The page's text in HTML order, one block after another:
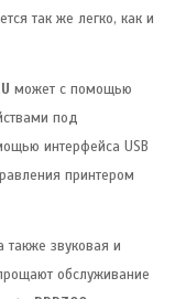
так же легко, как и
может с помощью
под
интерфейса USB
принтером
также звуковая и
обслуживание